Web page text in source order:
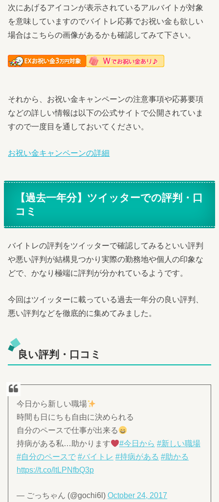
次にあげるアイコンが表示されているアルバイトが対象
を意味していますのでバイトレ応募でお祝い金も欲しい
場合はこちらの画像があるかも確認してみて下さい。
それから、お祝い金キャンペーンの注意事項や応募要項
などの詳しい情報は以下の公式サイトで公開されていま
すので一度目を通しておいてください。
お祝い金キャンペーンの詳細
【過去一年分】ツイッターでの評判・口
コミ
バイトレの評判をツイッターで確認してみるといい評判
や悪い評判が結構見つかり実際の勤務地や個人の印象な
どで、かなり極端に評判が分かれているようです。
今回はツイッターに載っている過去一年分の良い評判、
悪い評判などを徹底的に集めてみました。
良い評判・口コミ
今日から新しい職場
時間も日にちも自由に決められる
自分のペースで仕事が出来る
持病がある私…助かります
#今日から #新しい職場
#自分のペースで #バイトレ #持病がある #助かる
https://t.co/ltLPNfbQ3p
— ごっちゃん (@gochi6l)October 24, 2017